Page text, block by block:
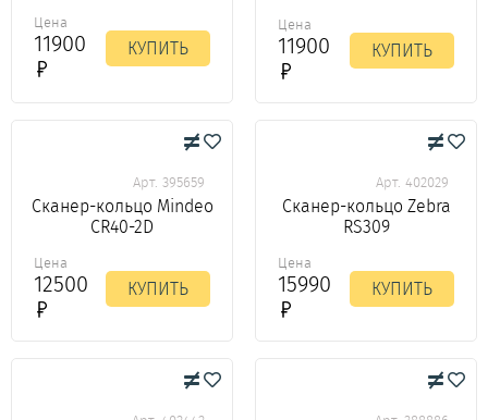
Цена
11900 КУПИТЬ
Цена
11900 КУПИТЬ
Арт. 395659
Сканер-кольцо Mindeo
CR40-2D
Цена
12500 КУПИТЬ
Арт. 402029
Сканер-кольцо Zebra
RS309
Цена
15990 КУПИТЬ